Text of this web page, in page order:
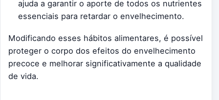
ajuda a garantir o aporte de todos os nutrientes
essenciais para retardar o envelhecimento.
Modificando esses hábitos alimentares, é possível
proteger o corpo dos efeitos do envelhecimento
precoce e melhorar significativamente a qualidade
de vida.